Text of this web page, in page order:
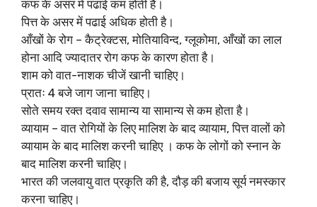
कफ के असर में पढाई कम होती है।
पित्त के असर में पढाई अधिक होती है।
आँखों के रोग – कैट्रेक्टस, मोतियाविन्द, ग्लूकोमा, आँखों का लाल
होना आदि ज्यादातर रोग कफ के कारण होता है।
शाम को वात-नाशक चीजें खानी चाहिए।
प्रातः 4 बजे जाग जाना चाहिए।
सोते समय रक्त दवाव सामान्य या सामान्य से कम होता है।
व्यायाम – वात रोगियों के लिए मालिश के बाद व्यायाम, पित्त वालों को
व्यायाम के बाद मालिश करनी चाहिए । कफ के लोगों को स्नान के
बाद मालिश करनी चाहिए।
भारत की जलवायु वात प्रकृति की है, दौड़ की बजाय सूर्य नमस्कार
करना चाहिए।